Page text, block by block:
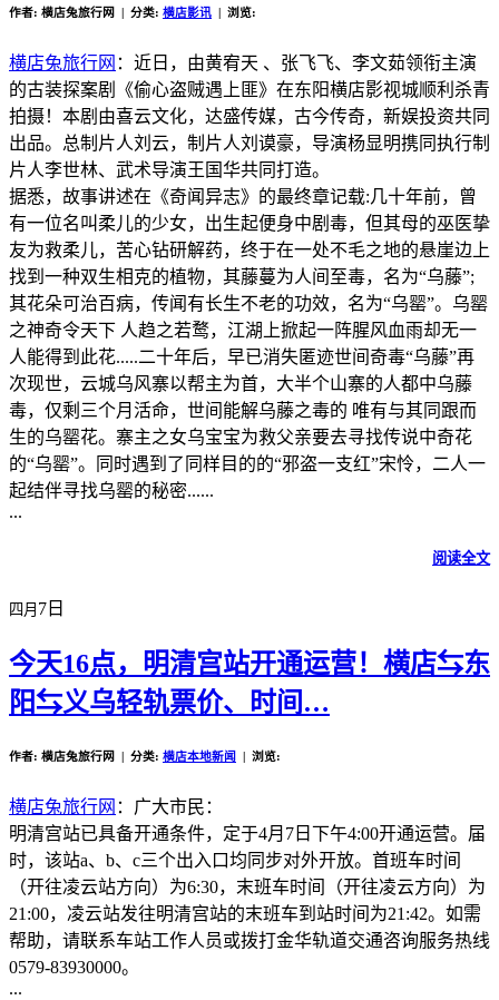
作者: 横店兔旅行网 | 分类: 横店影讯 | 浏览:
横店兔旅行网 ：近日，由黄宥天 、张飞飞、李文茹领衔主演
的古装探案剧《偷心盗贼遇上匪》在东阳横店影视城顺利杀青
拍摄！本剧由喜云文化，达盛传媒，古今传奇，新娱投资共同
出品。总制片人刘云，制片人刘谟豪，导演杨显明携同执行制
片人李世林、武术导演王国华共同打造。
据悉，故事讲述在《奇闻异志》的最终章记载:几十年前，曾
有一位名叫柔儿的少女，出生起便身中剧毒，但其母的巫医挚
友为救柔儿，苦心钻研解药，终于在一处不毛之地的悬崖边上
找到一种双生相克的植物，其藤蔓为人间至毒，名为“乌藤”;
其花朵可治百病，传闻有长生不老的功效，名为“乌罂”。乌罂
之神奇令天下 人趋之若鹜，江湖上掀起一阵腥风血雨却无一
人能得到此花.....二十年后，早已消失匿迹世间奇毒“乌藤”再
次现世，云城乌风寨以帮主为首，大半个山寨的人都中乌藤
毒，仅剩三个月活命，世间能解乌藤之毒的 唯有与其同跟而
生的乌罂花。寨主之女乌宝宝为救父亲要去寻找传说中奇花
的“乌罂”。同时遇到了同样目的的“邪盗一支红”宋怜，二人一
起结伴寻找乌罂的秘密......
...
阅读全文
四月 7日
今天16点，明清宫站开通运营！横店⇆东
阳⇆义乌轻轨票价、时间…
作者: 横店兔旅行网 | 分类: 横店本地新闻 | 浏览:
横店兔旅行网 ：广大市民：
明清宫站已具备开通条件，定于4月7日下午4:00开通运营。届
时，该站a、b、c三个出入口均同步对外开放。首班车时间
（开往凌云站方向）为6:30，末班车时间（开往凌云方向）为
21:00，凌云站发往明清宫站的末班车到站时间为21:42。如需
帮助，请联系车站工作人员或拨打金华轨道交通咨询服务热线
0579-83930000。
...